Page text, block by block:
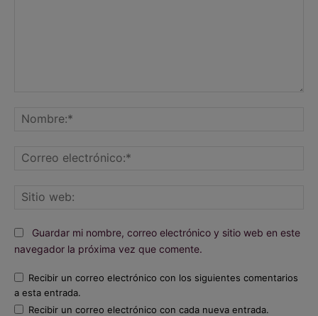
Guardar mi nombre, correo electrónico y sitio web en este
navegador la próxima vez que comente.
Recibir un correo electrónico con los siguientes comentarios
a esta entrada.
Recibir un correo electrónico con cada nueva entrada.